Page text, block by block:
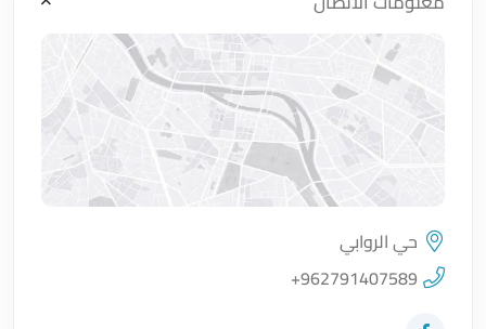
اضغط لتحميل الموقع
حي الروابي
+962791407589